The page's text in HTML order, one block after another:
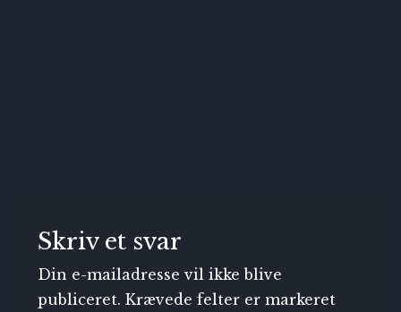
Skriv et svar
Din e-mailadresse vil ikke blive
publiceret. Krævede felter er markeret